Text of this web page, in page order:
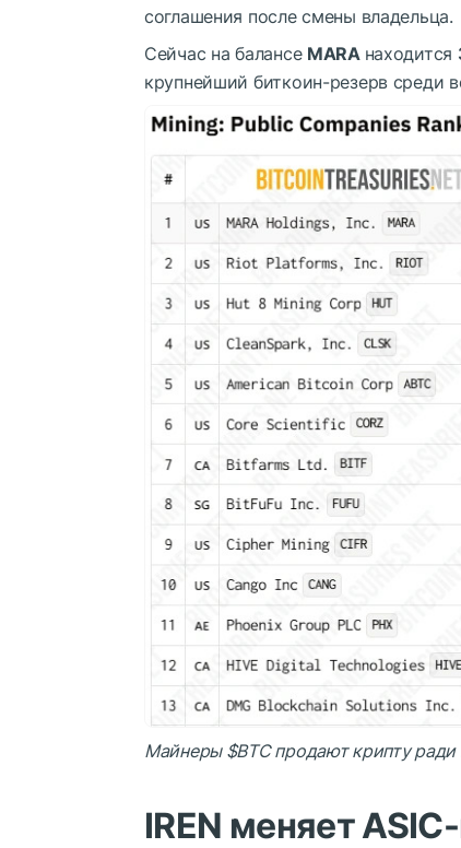
соглашения после смены владельца.
Сейчас на балансе MARA находится
крупнейший биткоин-резерв среди
Майнеры $BTCпродают крипту ради
IREN меняет